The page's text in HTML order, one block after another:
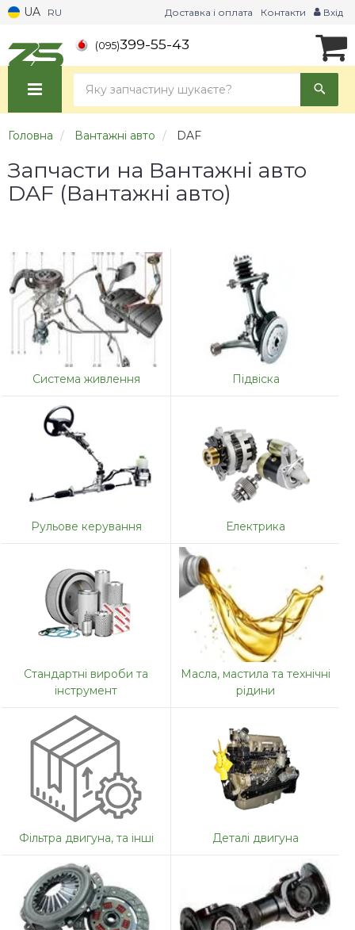
UA RU Доставка і оплата Контакти Вхід
(095)399-55-43
Головна Вантажні авто DAF
Запчасти на Вантажні авто
DAF (Вантажні авто)
Система живлення Підвіска
Рульове керування Електрика
Стандартні вироби та
інструмент
Масла, мастила та технічні
рідини
Фільтра двигуна, та інші Деталі двигуна